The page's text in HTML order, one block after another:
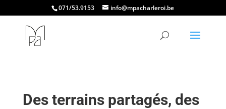
071/53.9153 info@mpacharleroi.be
Des terrains partagés, des